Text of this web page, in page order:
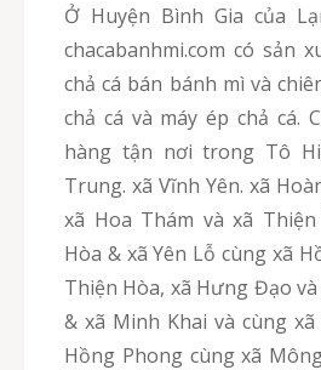
Ở Huyện Bình Gia của Lạng Sơn, hiện tại
chacabanhmi.com có sản
chả cá bán bánh mì và
chả cá và máy ép chả cá.
hàng tận nơi trong Tô
Trung. xã Vĩnh Yên. xã
xã Hoa Thám và xã
Hòa & xã Yên Lỗ cùng xã
Thiện Hòa, xã Hưng Đạo
& xã Minh Khai và cùng
Hồng Phong cùng xã